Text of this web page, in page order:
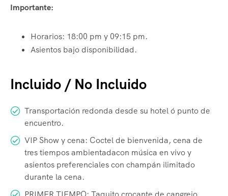
Importante:
Horarios: 18:00 pm y 09:15 pm.
Asientos bajo disponibilidad.
Incluido / No Incluido
Transportación redonda desde su hotel ó punto de
encuentro.
VIP Show y cena: Coctel de bienvenida, cena de
tres tiempos ambientadacon música en vivo y
asientos preferenciales con champán ilimitado
durante la cena.